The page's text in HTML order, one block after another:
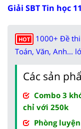
Giải SBT Tin học
HOT
1000+ Đề
Toán, Văn, Anh...
Các sản
Combo 3
chỉ với 250k
Phòng